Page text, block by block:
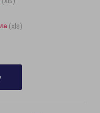
(xls)